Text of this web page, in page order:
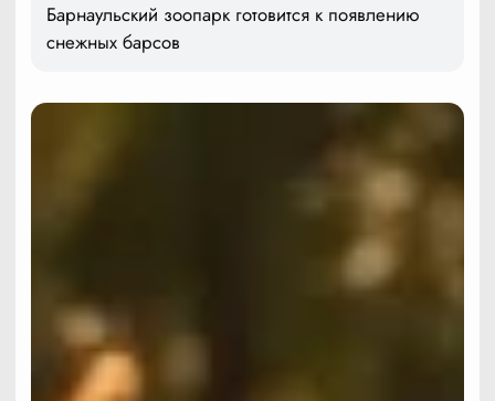
Барнаульский зоопарк готовится к появлению
снежных барсов